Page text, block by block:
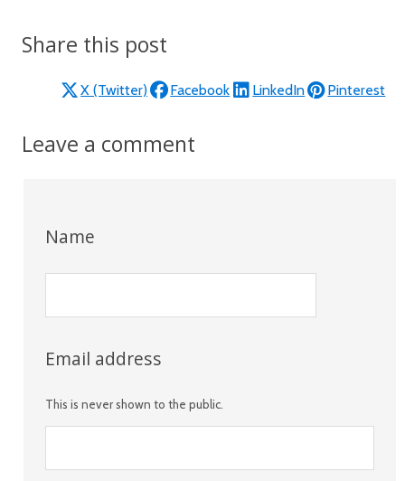
Share this post
X (Twitter) Facebook LinkedIn Pinterest
Leave a comment
Name
Email address
This is never shown to the public.